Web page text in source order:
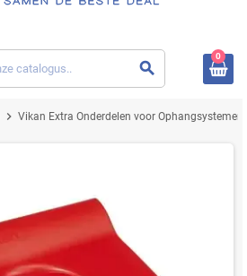
search
0
chevron_right Vikan Extra Onderdelen voor Ophangsystemen